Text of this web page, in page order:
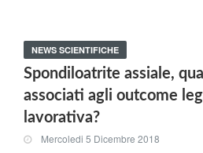
NEWS SCIENTIFICHE
Spondiloatrite assiale,
associati agli outcome
lavorativa?
Mercoledi 5 Dicembre 2018